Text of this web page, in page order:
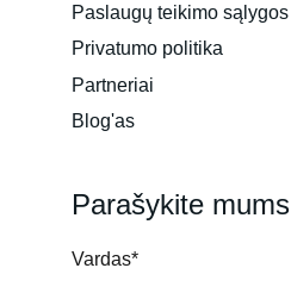
Parašykite mums
Vardas*
Paslaugų teikimo sąlygos
Privatumo politika
Partneriai
Blog'as